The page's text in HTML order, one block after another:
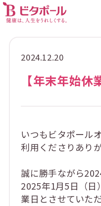
2024.12.20
【年末年始休
いつもビタポール
利用くださりあり
誠に勝手ながら
2025年1月5日（日
業日とさせていただ